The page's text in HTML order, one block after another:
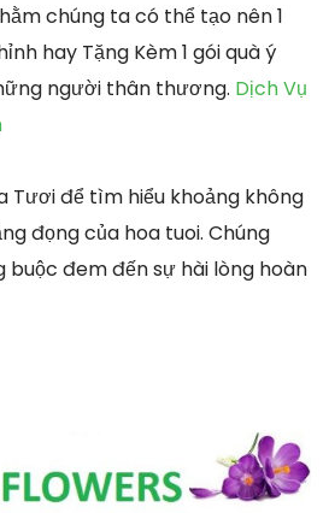
chúng ta có thể tạo nên 1
hay Tặng Kèm 1 gói quà ý
người thân thương. Dịch Vụ
Tươi để tìm hiểu khoảng không
đọng của hoa tuoi. Chúng
đem đến sự hài lòng hoàn